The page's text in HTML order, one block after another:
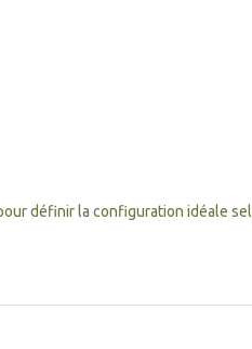
définir la configuration idéale